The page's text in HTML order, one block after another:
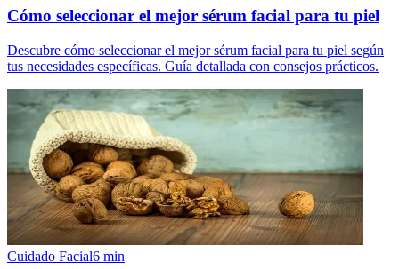
Cómo seleccionar el mejor sérum facial para tu piel
Descubre cómo seleccionar el mejor sérum facial para tu piel según
tus necesidades específicas. Guía detallada con consejos prácticos.
Cuidado Facial6 min